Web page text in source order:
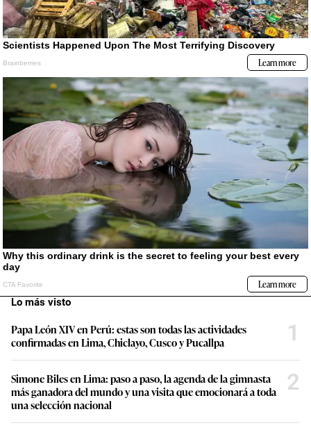
Lo más visto
Papa León XIV en Perú: estas son todas las actividades
confirmadas en Lima, Chiclayo, Cusco y Pucallpa
1
Simone Biles en Lima: paso a paso, la agenda de la gimnasta
más ganadora del mundo y una visita que emocionará a toda
una selección nacional
2